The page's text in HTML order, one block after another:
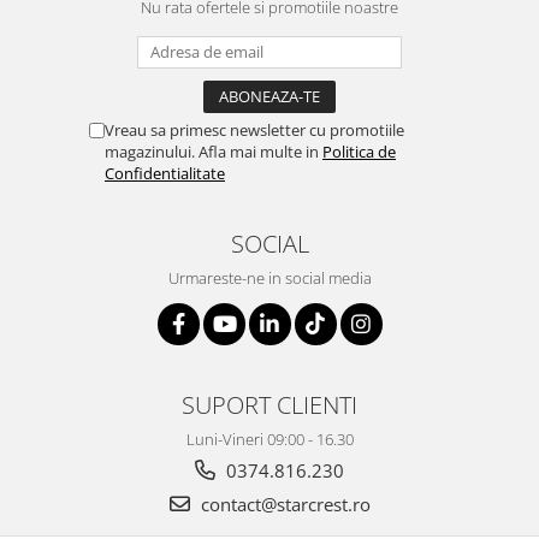
Robot de bucătărie
Sandwich maker
Dispozitive smart home
Nu rata ofertele si promotiile noastre
Vreau sa primesc newsletter cu promotiile
magazinului. Afla mai multe in Politica de
Confidentialitate
SOCIAL
Urmareste-ne in social media
SUPORT CLIENTI
Luni-Vineri 09:00 - 16.30
0374.816.230
contact@starcrest.ro